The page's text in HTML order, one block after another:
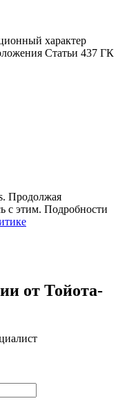
характер
Статьи 437 ГК
Продолжая
с этим. Подробности
от Тойота-